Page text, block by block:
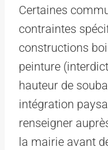
Certaines
contraintes
constructions
peinture
hauteur de
intégration
renseigner
la mairie avant